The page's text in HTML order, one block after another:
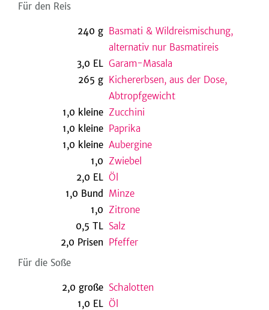
Für den Reis
240 g Basmati & Wildreismischung,
alternativ nur Basmatireis
3,0 EL Garam-Masala
265 g Kichererbsen, aus der Dose,
Abtropfgewicht
1,0 kleine Zucchini
1,0 kleine Paprika
1,0 kleine Aubergine
1,0 Zwiebel
2,0 EL Öl
1,0 Bund
Minze
1,0 Zitrone
0,5 TL Salz
2,0 Prisen Pfeffer
Für die Soße
2,0 große Schalotten
1,0 EL Öl